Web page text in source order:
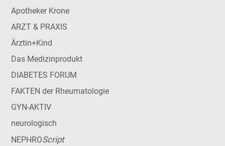
Apotheker Krone
ARZT & PRAXIS
Ärztin+Kind
Das Medizinprodukt
DIABETES FORUM
FAKTEN der Rheumatologie
GYN-AKTIV
neurologisch
NEPHROScript